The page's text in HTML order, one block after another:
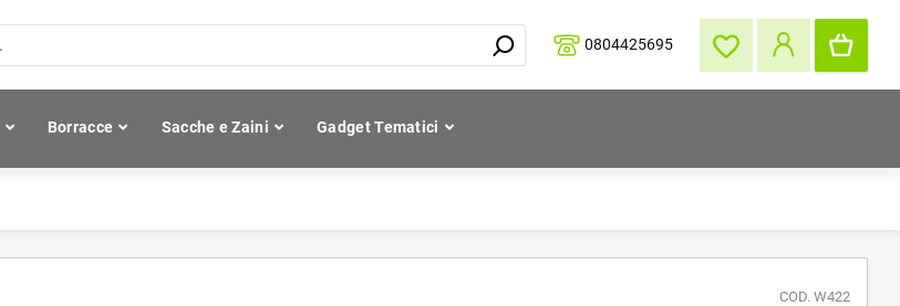
0804425695
Borracce Sacche e Zaini Gadget Tematici
COD. W422